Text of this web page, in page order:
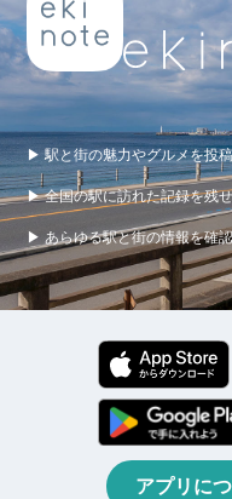
▶ 駅と街の魅力やグルメを投
▶ 全国の駅に訪れた記録を残
▶ あらゆる駅と街の情報を確
アプリに